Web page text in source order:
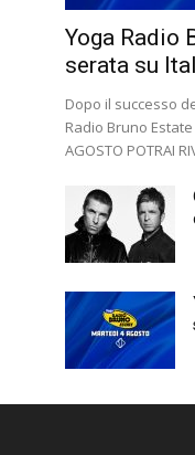
Yoga Radio
serata su
Dopo il successo
Radio Bruno
AGOSTO POTRAI